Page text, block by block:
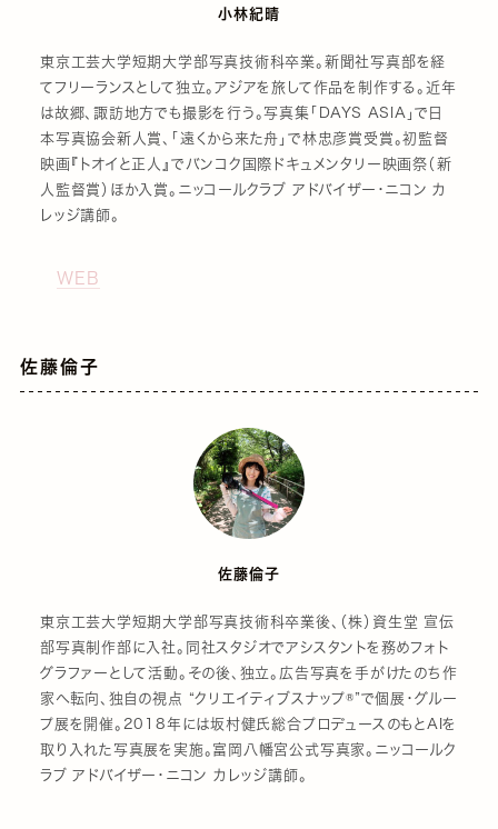
小林紀晴
東京工芸大学短期大学部写真技術科卒業。新聞社写真部を経
てフリーランスとして独立。アジアを旅して作品を制作する。近年
は故郷、諏訪地方でも撮影を行う。写真集「DAYS ASIA」で日
本写真協会新人賞、「遠くから来た舟」で林忠彦賞受賞。初監督
映画『トオイと正人』でバンコク国際ドキュメンタリー映画祭（新
人監督賞）ほか入賞。ニッコールクラブ アドバイザー・ニコン カ
レッジ講師。
WEB
佐藤倫子
佐藤倫子
東京工芸大学短期大学部写真技術科卒業後、（株）資生堂 宣伝
部写真制作部に入社。同社スタジオでアシスタントを務めフォト
グラファーとして活動。その後、独立。広告写真を手がけたのち作
家へ転向、独自の視点 “クリエイティブスナップ®”で個展・グルー
プ展を開催。2018年には坂村健氏総合プロデュースのもとAIを
取り入れた写真展を実施。富岡八幡宮公式写真家。ニッコールク
ラブ アドバイザー・ニコン カレッジ講師。